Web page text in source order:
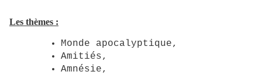
Les thèmes :
Monde apocalyptique,
Amitiés,
Amnésie,